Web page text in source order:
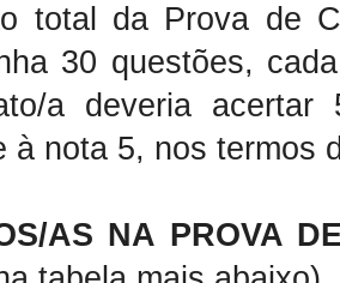
total da Prova de
30 questões,
a deveria
à nota 5, nos termos
AS NA PROVA